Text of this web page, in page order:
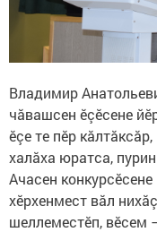
Владимир
чӑвашсен ӗçӗсене
ӗçе те пӗр
халӑха юратса,
Ачасен конкурсӗсене
хӗрхенмест вăл
шеллеместӗп, вӗсем